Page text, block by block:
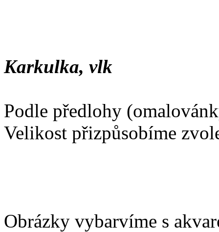
Karkulka, vlk
Podle předlohy
Velikost přizpůsobíme
Obrázky vybarvíme s